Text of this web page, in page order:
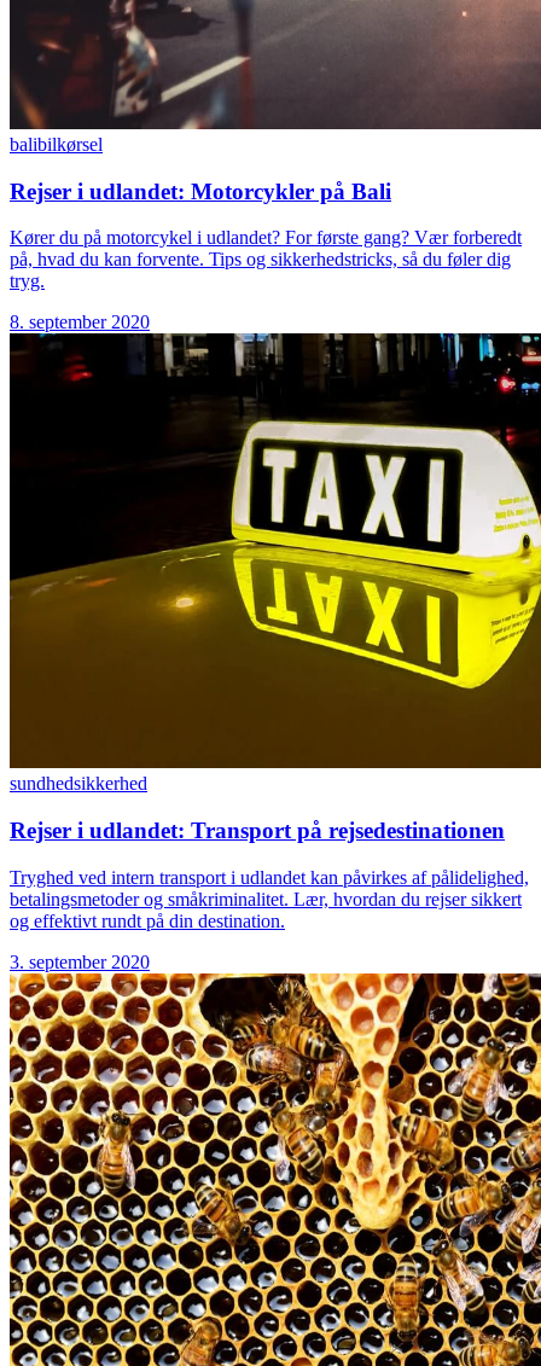
balibilkørsel
Rejser i udlandet: Motorcykler på Bali
Kører du på motorcykel i udlandet? For første gang? Vær forberedt
på, hvad du kan forvente. Tips og sikkerhedstricks, så du føler dig
tryg.
8. september 2020
sundhedsikkerhed
Rejser i udlandet: Transport på rejsedestinationen
Tryghed ved intern transport i udlandet kan påvirkes af pålidelighed,
betalingsmetoder og småkriminalitet. Lær, hvordan du rejser sikkert
og effektivt rundt på din destination.
3. september 2020